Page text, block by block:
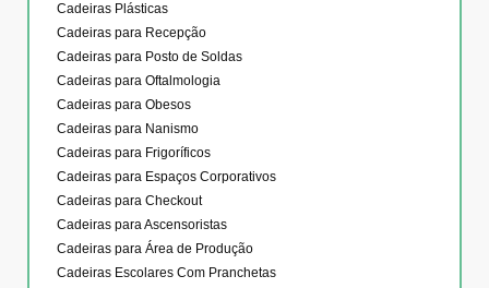
Cadeiras Plásticas
Cadeiras para Recepção
Cadeiras para Posto de Soldas
Cadeiras para Oftalmologia
Cadeiras para Obesos
Cadeiras para Nanismo
Cadeiras para Frigoríficos
Cadeiras para Espaços Corporativos
Cadeiras para Checkout
Cadeiras para Ascensoristas
Cadeiras para Área de Produção
Cadeiras Escolares Com Pranchetas